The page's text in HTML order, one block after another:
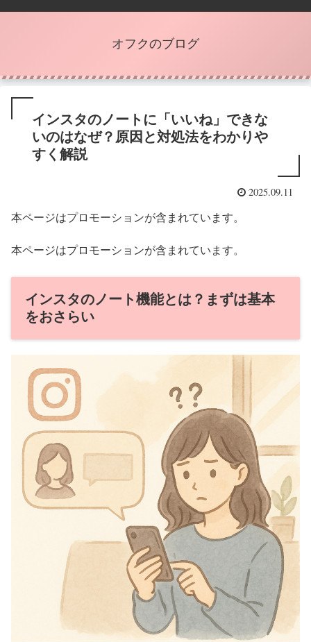
オフクのブログ
インスタのノートに「いいね」できな
いのはなぜ？原因と対処法をわかりや
すく解説
2025.09.11
本ページはプロモーションが含まれています。
本ページはプロモーションが含まれています。
インスタのノート機能とは？まずは基本
をおさらい